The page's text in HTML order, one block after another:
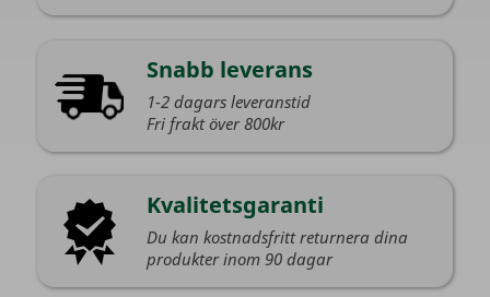
Snabb leverans
1-2 dagars leveranstid
Fri frakt över 800kr
Kvalitetsgaranti
Du kan kostnadsfritt returnera dina
produkter inom 90 dagar